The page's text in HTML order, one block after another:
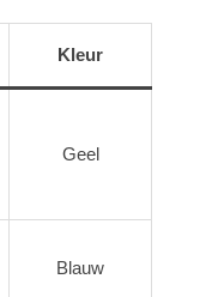
Kleur
Geel
Blauw